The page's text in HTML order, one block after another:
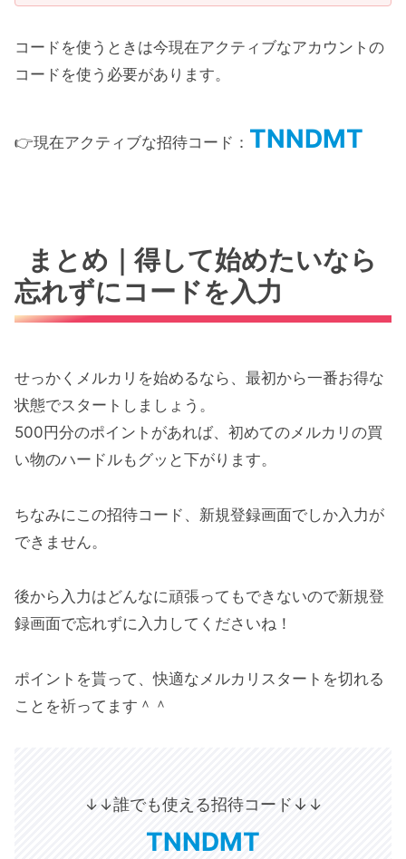
コードを使うときは今現在アクティブなアカウントの
コードを使う必要があります。
👉現在アクティブな招待コード： TNNDMT
まとめ｜得して始めたいなら
忘れずにコードを入力
せっかくメルカリを始めるなら、最初から一番お得な
状態でスタートしましょう。
500円分のポイントがあれば、初めてのメルカリの買
い物のハードルもグッと下がります。
ちなみにこの招待コード、新規登録画面でしか入力が
できません。
後から入力はどんなに頑張ってもできないので新規登
録画面で忘れずに入力してくださいね！
ポイントを貰って、快適なメルカリスタートを切れる
ことを祈ってます＾＾
↓↓誰でも使える招待コード↓ ↓
TNNDMT